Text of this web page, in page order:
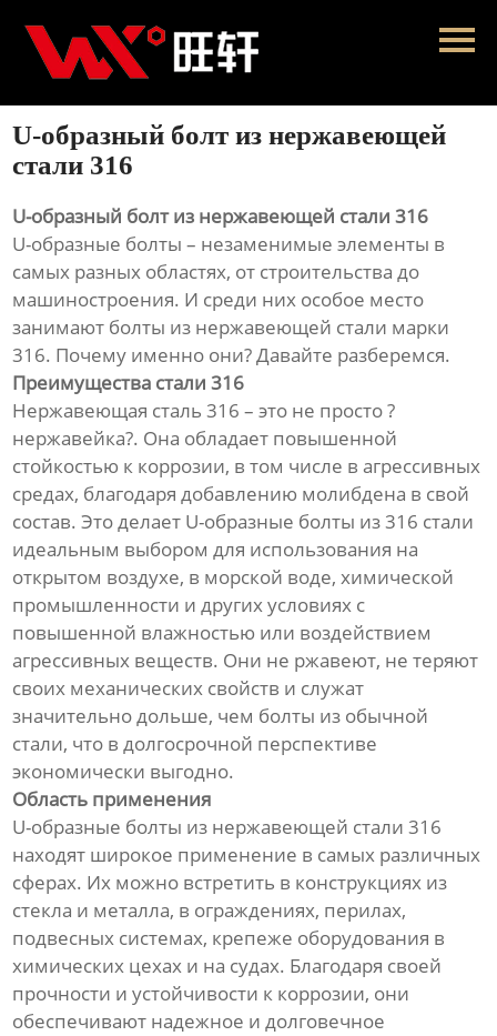
Главная
Продукция
Новости
Контакты
U-образный болт из нержавеющей
стали 316
U-образный болт из нержавеющей стали 316
U-образные болты – незаменимые элементы в
самых разных областях, от строительства до
машиностроения. И среди них особое место
занимают болты из нержавеющей стали марки
316. Почему именно они? Давайте разберемся.
Преимущества стали 316
Нержавеющая сталь 316 – это не просто ?
нержавейка?. Она обладает повышенной
стойкостью к коррозии, в том числе в агрессивных
средах, благодаря добавлению молибдена в свой
состав. Это делает U-образные болты из 316 стали
идеальным выбором для использования на
открытом воздухе, в морской воде, химической
промышленности и других условиях с
повышенной влажностью или воздействием
агрессивных веществ. Они не ржавеют, не теряют
своих механических свойств и служат
значительно дольше, чем болты из обычной
стали, что в долгосрочной перспективе
экономически выгодно.
Область применения
U-образные болты из нержавеющей стали 316
находят широкое применение в самых различных
сферах. Их можно встретить в конструкциях из
стекла и металла, в ограждениях, перилах,
подвесных системах, крепеже оборудования в
химических цехах и на судах. Благодаря своей
прочности и устойчивости к коррозии, они
обеспечивают надежное и долговечное